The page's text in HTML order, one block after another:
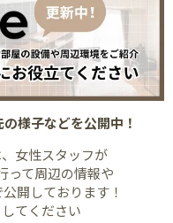
ーションで、リゾート滞在におすす
した物件です。
ーキッチン付きで自炊もしやすい
収納できます。
スも良好で、通学・通院にも便利。
良く、行動範囲が広がる立地です。
の様子などを公開中！
女性スタッフが
って周辺の情報や
開しております！
てください